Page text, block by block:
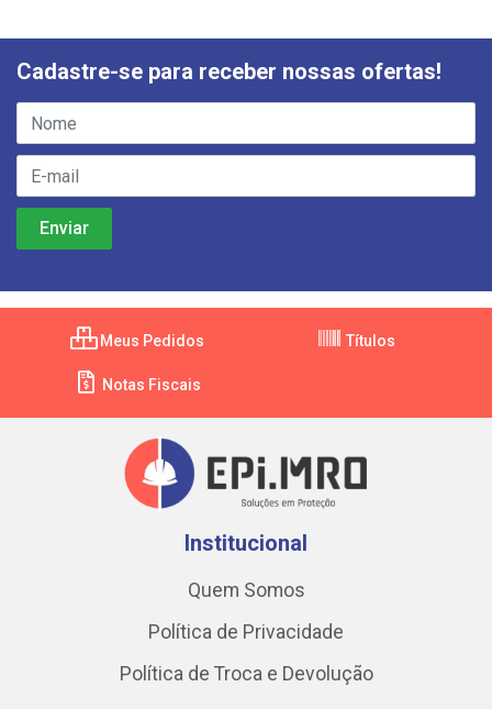
Cadastre-se para receber nossas ofertas!
Meus Pedidos Títulos
Notas Fiscais
Institucional
Quem Somos
Política de Privacidade
Política de Troca e Devolução